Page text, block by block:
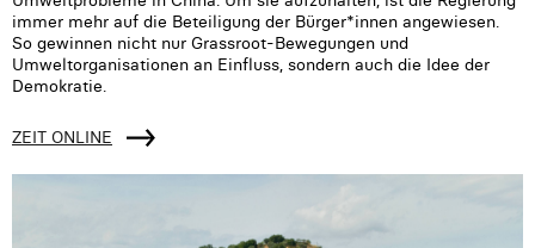
immer mehr auf die Beteiligung der Bürger*innen angewiesen.
So gewinnen nicht nur Grassroot-Bewegungen und
Umweltorganisationen an Einfluss, sondern auch die Idee der
Demokratie.
ZEIT ONLINE